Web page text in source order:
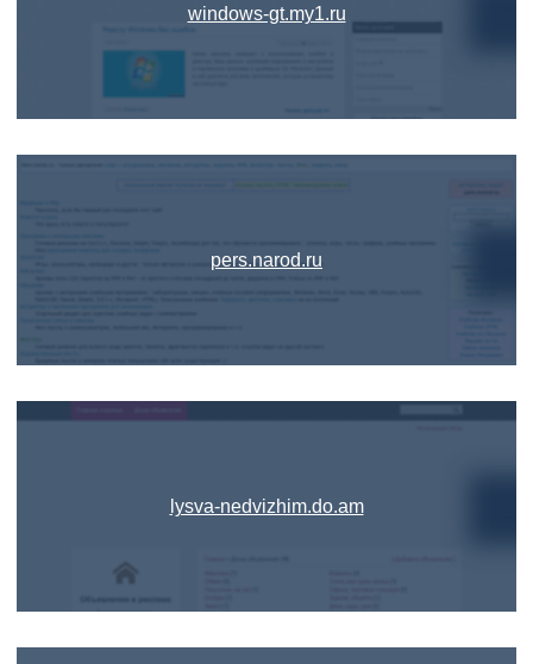
windows-gt.my1.ru
pers.narod.ru
lysva-nedvizhim.do.am